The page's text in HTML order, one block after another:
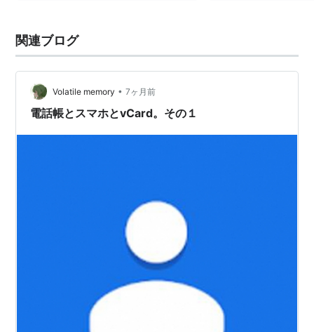
関連ブログ
Volatile memory • 7ヶ月前
電話帳とスマホとvCard。その１